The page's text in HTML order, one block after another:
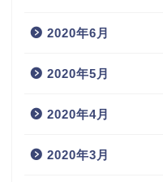
2020年6月
2020年5月
2020年4月
2020年3月